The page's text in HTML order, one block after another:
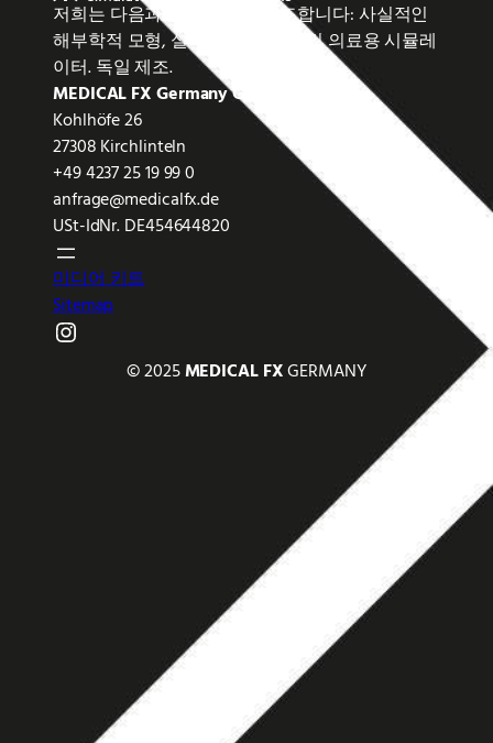
저희는 다음과 같은 제품을 제조합니다: 사실적인
해부학적 모형, 실리콘 상처 모형 및 의료용 시뮬레
이터. 독일 제조.
MEDICAL FX Germany GmbH
Kohlhöfe 26
27308 Kirchlinteln
+49 4237 25 19 99 0
anfrage@medicalfx.de
USt-IdNr. DE454644820
미디어 키트
Sitemap
Instagram
© 2025MEDICAL FXGERMANY